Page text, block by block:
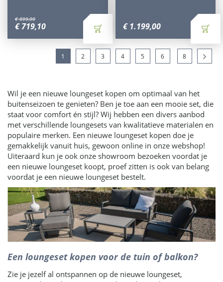
€ 899,00
€ 719,10 € 1.199,00
1 2 3 4 5 6 8
Wil je een nieuwe loungeset kopen om optimaal van het
buitenseizoen te genieten? Ben je toe aan een mooie set, die
staat voor comfort én stijl? Wij hebben een divers aanbod
met verschillende loungesets van kwalitatieve materialen en
populaire merken. Een nieuwe loungeset kopen doe je
gemakkelijk vanuit huis, gewoon online in onze webshop!
Uiteraard kun je ook onze showroom bezoeken voordat je
een nieuwe loungeset koopt, proef zitten is ook van belang
voordat je een nieuwe loungeset bestelt.
Een loungeset kopen voor de tuin of balkon?
Zie je jezelf al ontspannen op de nieuwe loungeset,